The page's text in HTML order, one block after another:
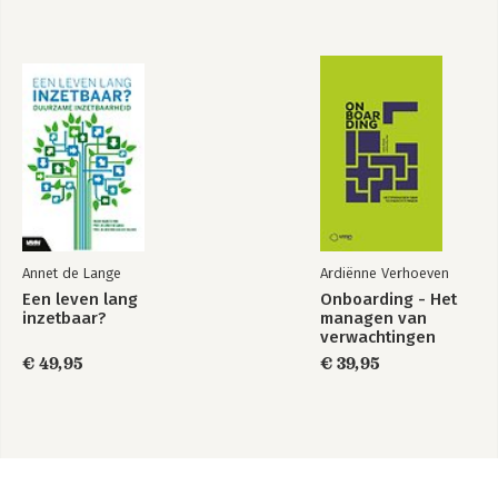
Annet de Lange
Een leven lang
inzetbaar?
€ 49,95
Ardiënne Verhoeven
Onboarding - Het
managen van
verwachtingen
€ 39,95